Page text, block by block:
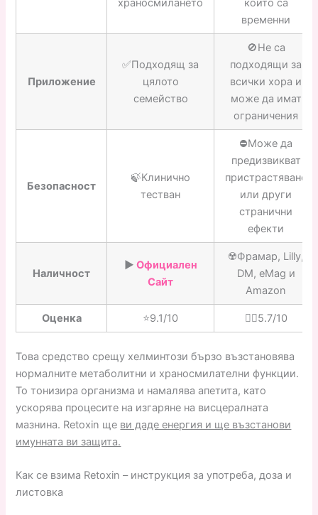
храносмилането
които са
временни
Приложение
✅Подходящ за
цялото
семейство
🚫Не са
подходящи за
всички хора и
може да имат
ограничения
Безопасност
🍃Клинично
тестван
⛔️Може да
предизвикват
пристрастяване
или други
странични
ефекти
Наличност
▶️ Официален
Сайт
☢️Фрамар, Lilly,
DM, eMag и
Amazon
Оценка ⭐️9.1/10 👎🏼5.7/10
Това средство срещу хелминтози бързо възстановява
нормалните метаболитни и храносмилателни функции.
То тонизира организма и намалява апетита, като
ускорява процесите на изгаряне на висцералната
мазнина. Retoxin ще ви даде енергия и ще възстанови
имунната ви защита.
Как се взима Retoxin – инструкция за употреба, доза и
листовка